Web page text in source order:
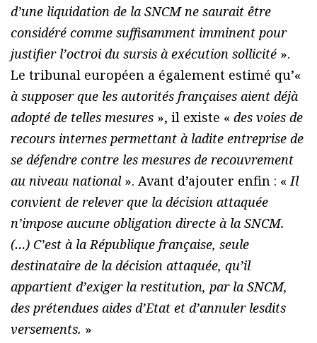
d’une liquidation de la SNCM ne saurait être
considéré comme suffisamment imminent pour
justifier l’octroi du sursis à exécution sollicité ».
Le tribunal européen a également estimé qu’«
à supposer que les autorités françaises aient déjà
adopté de telles mesures », il existe « des voies de
recours internes permettant à ladite entreprise de
se défendre contre les mesures de recouvrement
au niveau national». Avant d’ajouter enfin : «Il
convient de relever que la décision attaquée
n’impose aucune obligation directe à la SNCM.
(…) C’est à la République française, seule
destinataire de la décision attaquée, qu’il
appartient d’exiger la restitution, par la SNCM,
des prétendues aides d’Etat et d’annuler lesdits
versements. »